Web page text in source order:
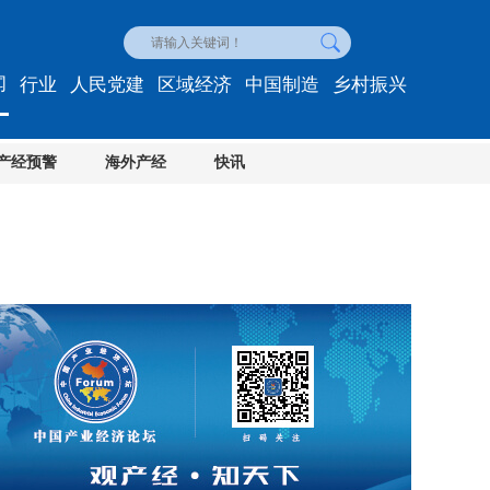
经预警 海外产经 快讯
行业 人民党建 区域经济 中国制造 乡村振兴